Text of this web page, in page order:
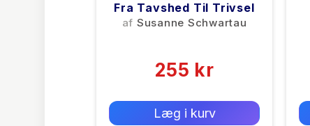
Fra Tavshed Til Trivsel
af Susanne Schwartau
255 kr
Læg i kurv